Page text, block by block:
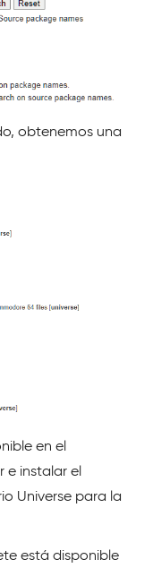
obtenemos una
en el
e instalar el
Universe para la
está disponible